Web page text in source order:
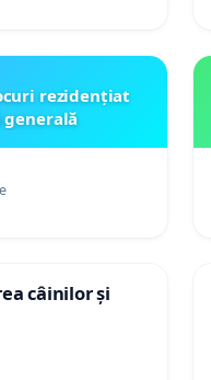
rezidențiat
câinilor și